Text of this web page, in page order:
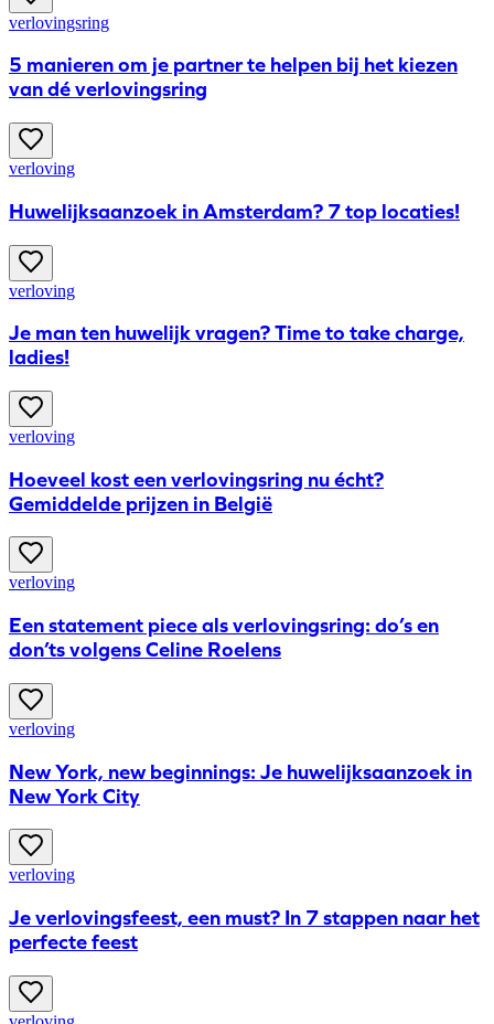
verlovingsring
5 manieren om je partner te helpen bij het kiezen
van dé verlovingsring
verloving
Huwelijksaanzoek in Amsterdam? 7 top locaties!
verloving
Je man ten huwelijk vragen? Time to take charge,
ladies!
verloving
​Hoeveel kost een verlovingsring nu écht?
Gemiddelde prijzen in België
verloving
Een statement piece als verlovingsring: do’s en
don’ts volgens Celine Roelens
verloving
New York, new beginnings: Je huwelijksaanzoek in
New York City
verloving
Je verlovingsfeest, een must? In 7 stappen naar het
perfecte feest